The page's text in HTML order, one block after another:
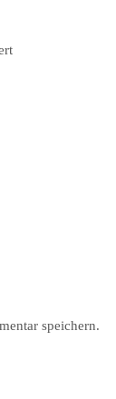
speichern.